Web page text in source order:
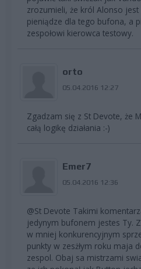
zrozumieli, że król Alonso jest
pieniądze dla tego bufona, a
zespołowi kierowca testowy.
orto
05.04.2016 12:27
Zgadzam się z St Devote, że
całą logikę działania :-)
Emer7
05.04.2016 12:36
@St Devote Takimi
jedynym bufonem jestes Ty.
w mniej konkurencyjnym
punkty w zesżłym roku maja
zespol. Obaj sa mistrzami